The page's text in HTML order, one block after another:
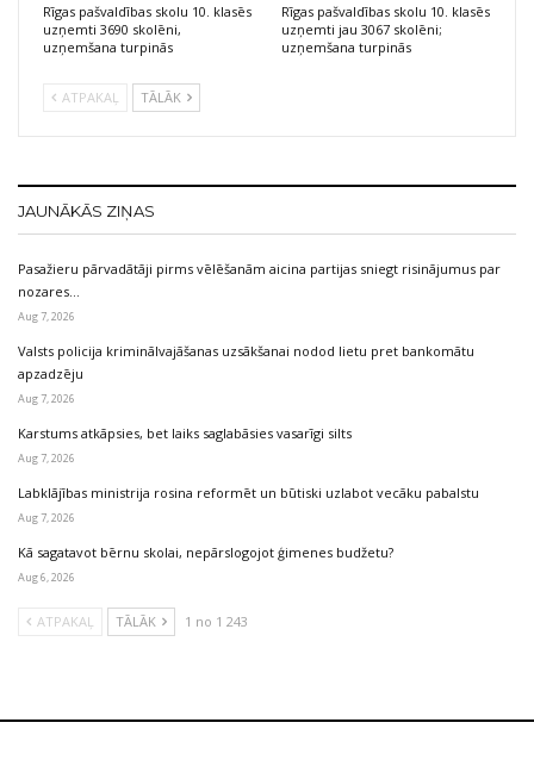
Rīgas pašvaldības skolu 10. klasēs
uzņemti 3690 skolēni,
uzņemšana turpinās
Rīgas pašvaldības skolu 10. klasēs
uzņemti jau 3067 skolēni;
uzņemšana turpinās
ATPAKAĻ TĀLĀK
JAUNĀKĀS ZIŅAS
Pasažieru pārvadātāji pirms vēlēšanām aicina partijas sniegt risinājumus par
nozares…
Aug 7, 2026
Valsts policija kriminālvajāšanas uzsākšanai nodod lietu pret bankomātu
apzadzēju
Aug 7, 2026
Karstums atkāpsies, bet laiks saglabāsies vasarīgi silts
Aug 7, 2026
Labklājības ministrija rosina reformēt un būtiski uzlabot vecāku pabalstu
Aug 7, 2026
Kā sagatavot bērnu skolai, nepārslogojot ģimenes budžetu?
Aug 6, 2026
ATPAKAĻ TĀLĀK 1 no 1 243